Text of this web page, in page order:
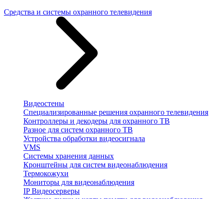
Средства и системы охранного телевидения
Видеостены
Специализированные решения охранного телевидения
Контроллеры и декодеры для охранного ТВ
Разное для систем охранного ТВ
Устройства обработки видеосигнала
VMS
Системы хранения данных
Кронштейны для систем видеонаблюдения
Термокожухи
Мониторы для видеонаблюдения
IP Видеосерверы